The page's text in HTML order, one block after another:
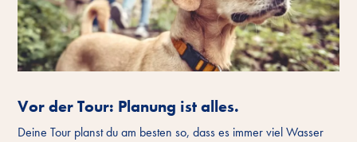
Vor der Tour: Planung ist alles.
Deine Tour planst du am besten so, dass es immer viel Wasser